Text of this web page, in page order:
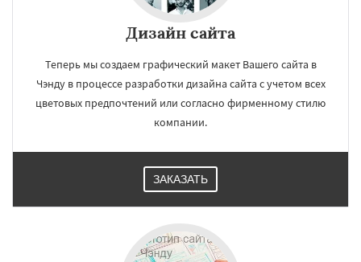
Дизайн сайта
Теперь мы создаем графический макет Вашего сайта в
Чэнду в процессе разработки дизайна сайта с учетом всех
цветовых предпочтений или согласно фирменному стилю
компании.
ЗАКАЗАТЬ